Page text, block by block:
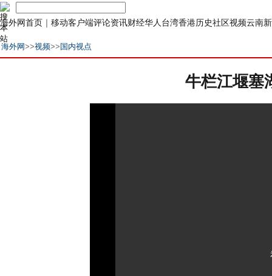
海外网首页 ｜ 移动客户端评论资讯财经华人 台湾香港历史社区视频云南
海外网>>视频>> 国内视点
牛栏江堰塞